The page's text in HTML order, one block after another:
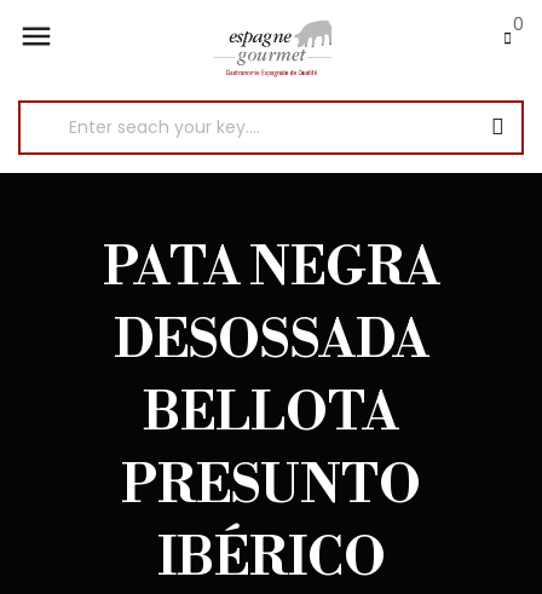
 0
PATA NEGRA
DESOSSADA
BELLOTA
PRESUNTO
IBÉRICO